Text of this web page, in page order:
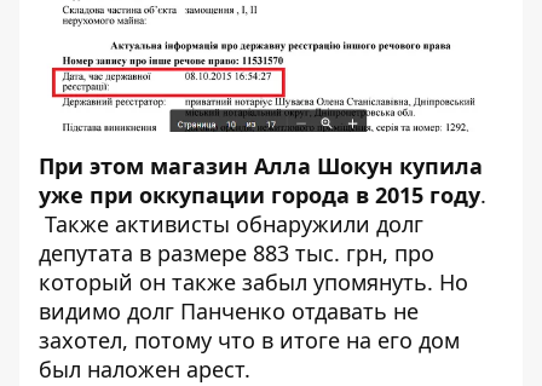
При этом магазин Алла Шокун купила
уже при оккупации города в 2015 году.
Также активисты обнаружили долг
депутата в размере 883 тыс. грн, про
который он также забыл упомянуть. Но
видимо долг Панченко отдавать не
захотел, потому что в итоге на его дом
был наложен арест.